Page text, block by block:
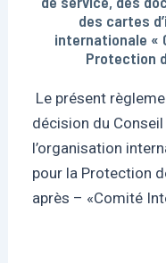
des cartes
internationale «
Protection
Le présent
décision du
l’organisation
pour la Protection
après – «Comité